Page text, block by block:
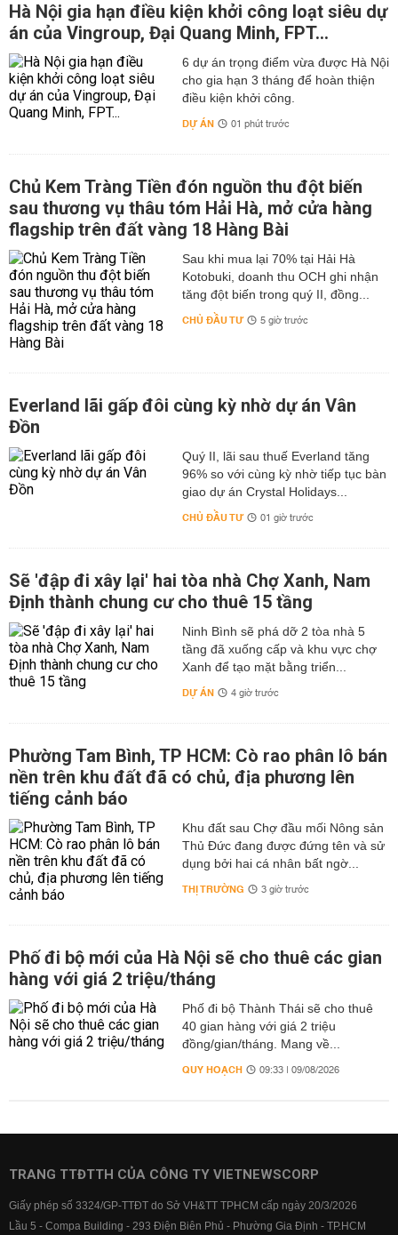
Hà Nội gia hạn điều kiện khởi công loạt siêu dự
án của Vingroup, Đại Quang Minh, FPT...
6 dự án trọng điểm vừa được Hà Nội
cho gia hạn 3 tháng để hoàn thiện
điều kiện khởi công.
DỰ ÁN 01 phút trước
Chủ Kem Tràng Tiền đón nguồn thu đột biến
sau thương vụ thâu tóm Hải Hà, mở cửa hàng
flagship trên đất vàng 18 Hàng Bài
Sau khi mua lại 70% tại Hải Hà
Kotobuki, doanh thu OCH ghi nhận
tăng đột biến trong quý II, đồng...
CHỦ ĐẦU TƯ 5 giờ trước
Everland lãi gấp đôi cùng kỳ nhờ dự án Vân
Đồn
Quý II, lãi sau thuế Everland tăng
96% so với cùng kỳ nhờ tiếp tục bàn
giao dự án Crystal Holidays...
CHỦ ĐẦU TƯ 01 giờ trước
Sẽ 'đập đi xây lại' hai tòa nhà Chợ Xanh, Nam
Định thành chung cư cho thuê 15 tầng
Ninh Bình sẽ phá dỡ 2 tòa nhà 5
tầng đã xuống cấp và khu vực chợ
Xanh để tạo mặt bằng triển...
DỰ ÁN 4 giờ trước
Phường Tam Bình, TP HCM: Cò rao phân lô bán
nền trên khu đất đã có chủ, địa phương lên
tiếng cảnh báo
Khu đất sau Chợ đầu mối Nông sản
Thủ Đức đang được đứng tên và sử
dụng bởi hai cá nhân bất ngờ...
THỊ TRƯỜNG 3 giờ trước
Phố đi bộ mới của Hà Nội sẽ cho thuê các gian
hàng với giá 2 triệu/tháng
Phố đi bộ Thành Thái sẽ cho thuê
40 gian hàng với giá 2 triệu
đồng/gian/tháng. Mang về...
QUY HOẠCH 09:33 | 09/08/2026
TRANG TTĐTTH CỦA CÔNG TY VIETNEWSCORP
Giấy phép số 3324/GP-TTĐT do Sở VH&TT TPHCM cấp ngày 20/3/2026
Lầu 5 - Compa Building - 293 Điện Biên Phủ - Phường Gia Định - TP.HCM